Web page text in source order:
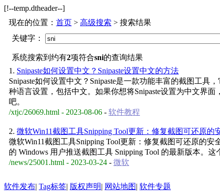
[!--temp.dtheader--]
现在的位置： 首页 > 高级搜索 > 搜索结果
关键字：
系统搜索到约有2项符合sni的查询结果
1. Snipaste如何设置中文？Snipaste设置中文的方法
Snipaste如何设置中文？Snipaste是一款功能丰富的截图工具
种语言设置，包括中文。如果你想将Snipaste设置为中文界
吧。
/xtjc/26069.html - 2023-08-06 - 软件教程
2. 微软Win11截图工具Snipping Tool更新：修复截图可还原的
微软Win11截图工具Snipping Tool更新：修复截图可还原的
的 Windows 用户推送截图工具 Snipping Tool 的最新版本。
/news/25001.html - 2023-03-24 - 微软
软件发布| Tag标签| 版权声明| 网站地图| 软件专题